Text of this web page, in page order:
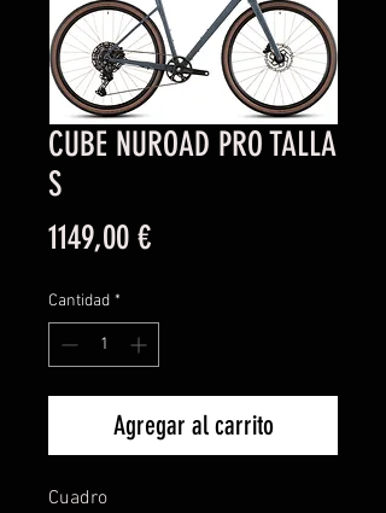
CUBE NUROAD PRO TALLA
S
1149,00 €Precio
Cantidad *
Agregar al carrito
Cuadro